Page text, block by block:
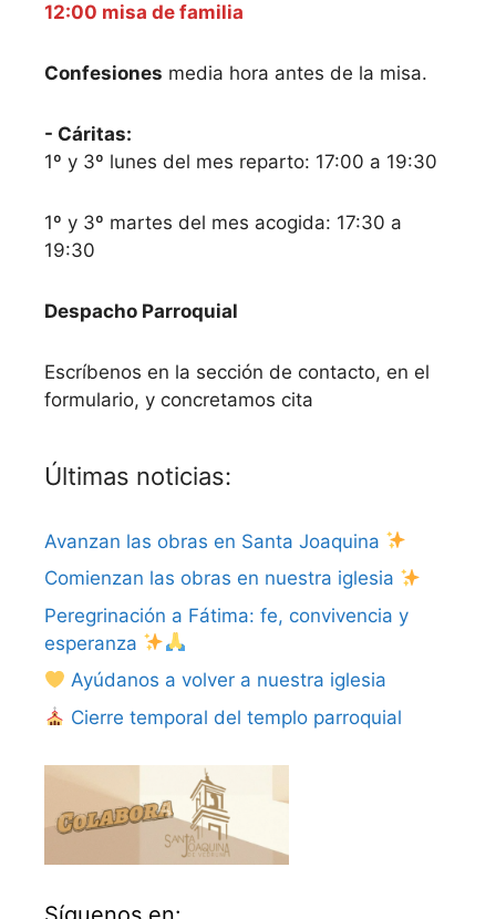
12:00 misa de familia
Confesiones media hora antes de la misa.
- Cáritas:
1º y 3º lunes del mes reparto: 17:00 a 19:30
1º y 3º martes del mes acogida: 17:30 a
19:30
Despacho Parroquial
Escríbenos en la sección de contacto, en el
formulario, y concretamos cita
Últimas noticias:
Avanzan las obras en Santa Joaquina
Comienzan las obras en nuestra iglesia
Peregrinación a Fátima: fe, convivencia y
esperanza
Ayúdanos a volver a nuestra iglesia
Cierre temporal del templo parroquial